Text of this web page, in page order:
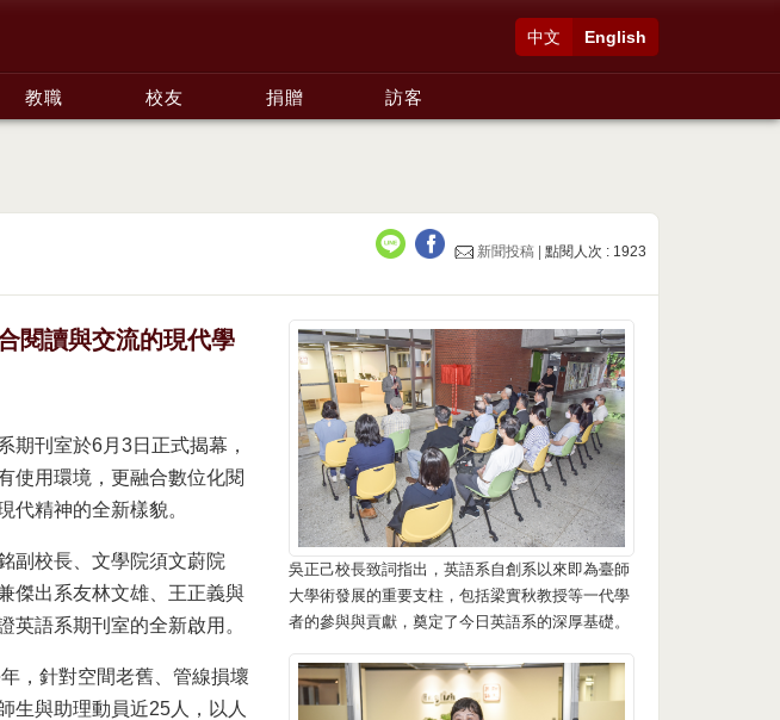
English
中文
教職 校友 捐贈 訪客
新聞投稿 |點閱人次 : 1923
吳正己校長致詞指出，英語系自創系以來即為臺師
大學術發展的重要支柱，包括梁實秋教授等一代學
者的參與與貢獻，奠定了今日英語系的深厚基礎。
閱讀與交流的現代學
期刊室於6月3日正式揭幕，
使用環境，更融合數位化閱
代精神的全新樣貌。
副校長、文學院須文蔚院
傑出系友林文雄、王正義與
英語系期刊室的全新啟用。
，針對空間老舊、管線損壞
生與助理動員近25人，以人